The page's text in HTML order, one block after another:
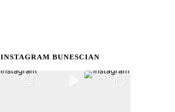
INSTAGRAM BUNESCIAN